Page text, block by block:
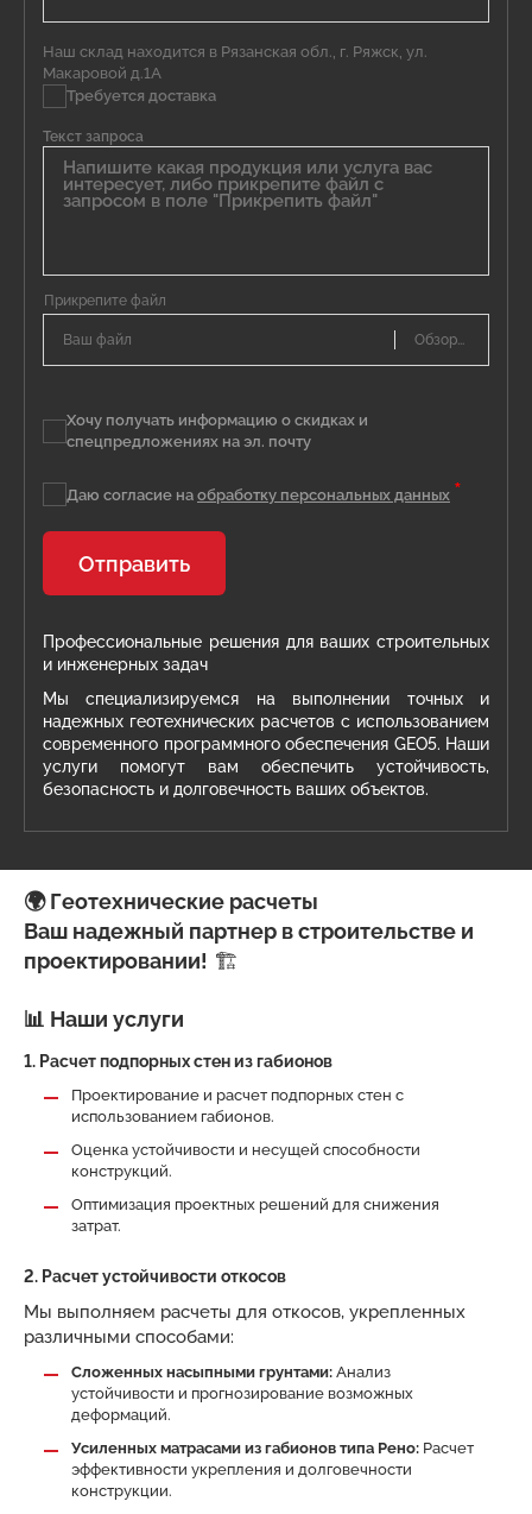
Профессиональные решения для ваших строительных
и инженерных задач
Мы специализируемся на выполнении точных и
надежных геотехнических расчетов с использованием
современного программного обеспечения GEO5. Наши
услуги помогут вам обеспечить устойчивость,
безопасность и долговечность ваших объектов.
Наш склад находится в Рязанская обл., г. Ряжск, ул.
Макаровой д.1А
Требуется доставка
Текст запроса
Ваш файл
Хочу получать информацию о скидках и
спецпредложениях на эл. почту
Даю согласие на обработку персональных данных *
Отправить
🌍 Геотехнические расчеты
Ваш надежный партнер в строительстве и
проектировании! 🏗️
📊 Наши услуги
1. Расчет подпорных стен из габионов
Проектирование и расчет подпорных стен с
использованием габионов.
Оценка устойчивости и несущей способности
конструкций.
Оптимизация проектных решений для снижения
затрат.
2. Расчет устойчивости откосов
Мы выполняем расчеты для откосов, укрепленных
различными способами:
Сложенных насыпными грунтами: Анализ
устойчивости и прогнозирование возможных
деформаций.
Усиленных матрасами из габионов типа Рено: Расчет
эффективности укрепления и долговечности
конструкции.